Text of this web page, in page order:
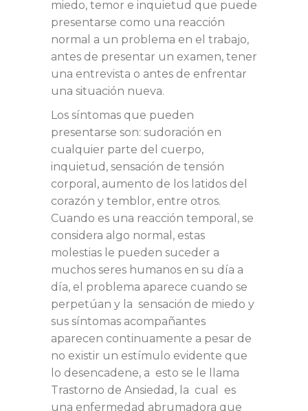
miedo, temor e inquietud que puede
presentarse como una reacción
normal a un problema en el trabajo,
antes de presentar un examen, tener
una entrevista o antes de enfrentar
una situación nueva.
Los síntomas que pueden
presentarse son: sudoración en
cualquier parte del cuerpo,
inquietud, sensación de tensión
corporal, aumento de los latidos del
corazón y temblor, entre otros.
Cuando es una reacción temporal, se
considera algo normal, estas
molestias le pueden suceder a
muchos seres humanos en su día a
día, el problema aparece cuando se
perpetúan y la sensación de miedo y
sus síntomas acompañantes
aparecen continuamente a pesar de
no existir un estímulo evidente que
lo desencadene, a esto se le llama
Trastorno de Ansiedad, la cual es
una enfermedad abrumadora que